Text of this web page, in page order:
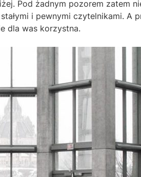
Pod żadnym pozorem zatem
i pewnymi czytelnikami. A
dla was korzystna.